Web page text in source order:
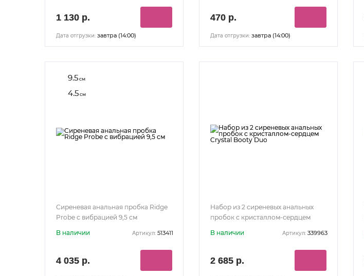
1 130 р.
Дата отгрузки: завтра (14:00)
470 р.
Дата отгрузки: завтра (14:00)
9.5см
4.5см
Сиреневая анальная пробка Ridge
Probe с вибрацией 9,5 см
В наличии
Артикул: 513411
4 035 р.
Набор из 2 сиреневых анальных
пробок с кристаллом-сердцем
В наличии Артикул: 339963
2 685 р.